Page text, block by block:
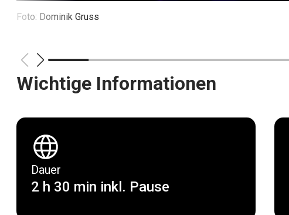
Foto: Dominik Gruss
Wichtige Informationen
Dauer
2 h 30 min inkl. Pause